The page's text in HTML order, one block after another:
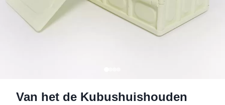
Van het de Kubushuishouden